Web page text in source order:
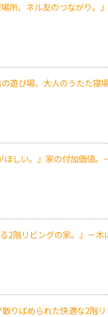
所、ネル友のつながり。
遊び場、大人のうたた寝
しい。』家の付加価値。
2階リビングの家。』－
りばめられた快適な2階